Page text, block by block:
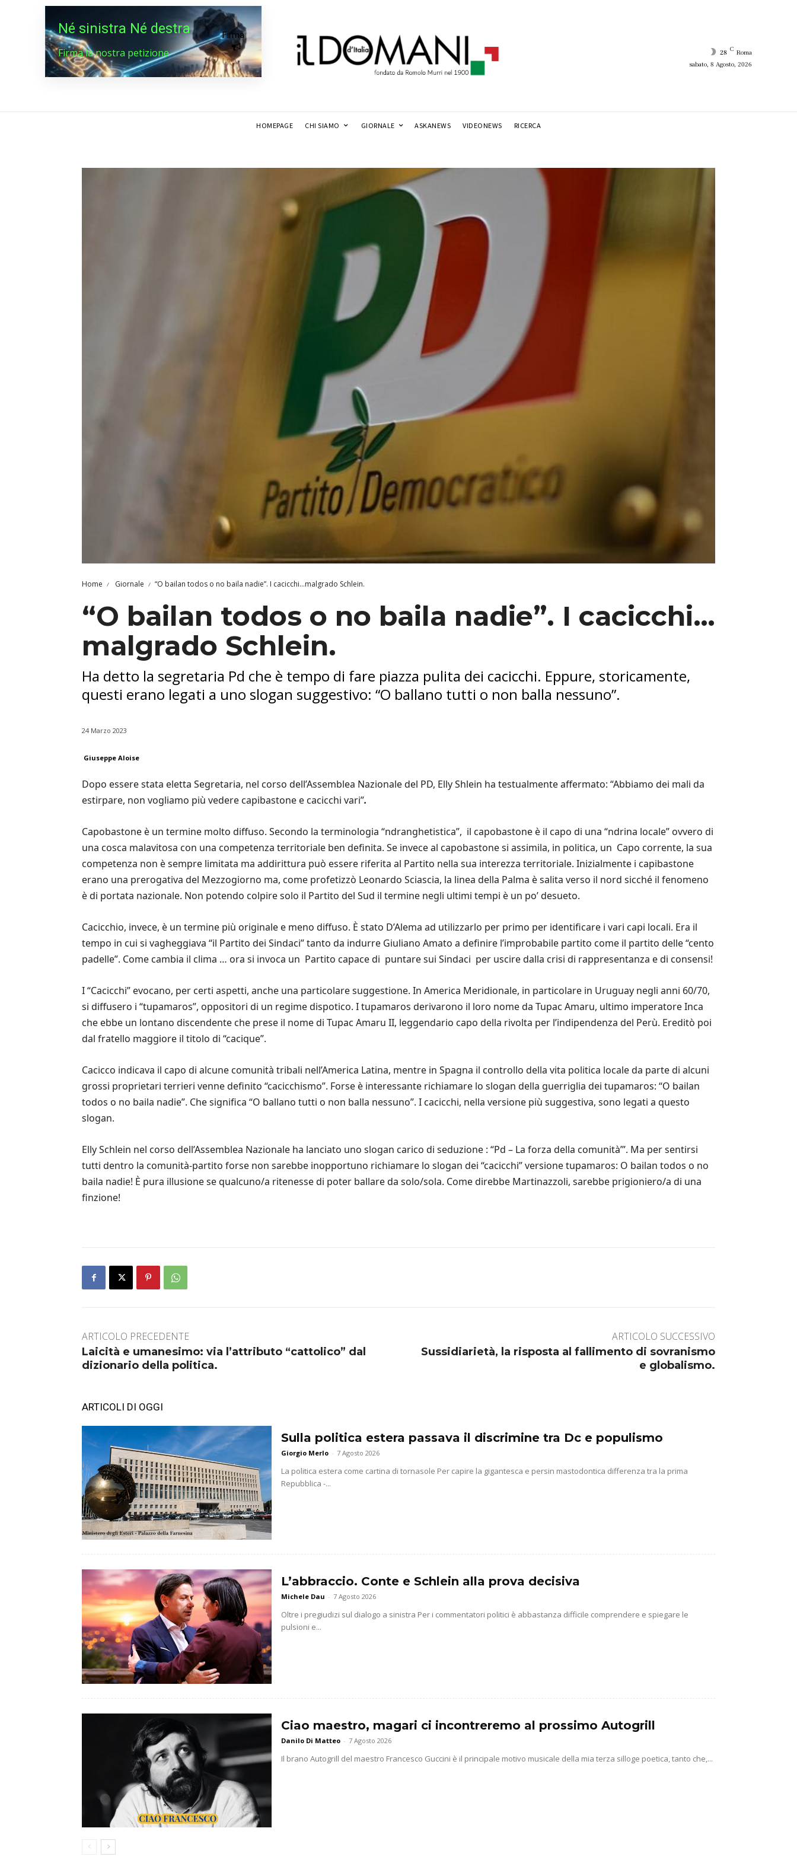
Né sinistra Né destra
Firma la nostra petizione
Firma
28 C Roma
sabato, 8 Agosto, 2026
HOMEPAGE CHI SIAMO GIORNALE ASKANEWS VIDEONEWS RICERCA
Home Giornale “O bailan todos o no baila nadie”. I cacicchi…malgrado Schlein.
“O bailan todos o no baila nadie”. I cacicchi…
malgrado Schlein.
Ha detto la segretaria Pd che è tempo di fare piazza pulita dei cacicchi. Eppure, storicamente,
questi erano legati a uno slogan suggestivo: “O ballano tutti o non balla nessuno”.
24 Marzo 2023
Giuseppe Aloise
Dopo essere stata eletta Segretaria, nel corso dell’Assemblea Nazionale del PD, Elly Shlein ha testualmente affermato: “Abbiamo dei mali da
estirpare, non vogliamo più vedere capibastone e cacicchi vari”.
Capobastone è un termine molto diffuso. Secondo la terminologia “ndranghetistica”, il capobastone è il capo di una “ndrina locale” ovvero di
una cosca malavitosa con una competenza territoriale ben definita. Se invece al capobastone si assimila, in politica, un Capo corrente, la sua
competenza non è sempre limitata ma addirittura può essere riferita al Partito nella sua interezza territoriale. Inizialmente i capibastone
erano una prerogativa del Mezzogiorno ma, come profetizzò Leonardo Sciascia, la linea della Palma è salita verso il nord sicché il fenomeno
è di portata nazionale. Non potendo colpire solo il Partito del Sud il termine negli ultimi tempi è un po’ desueto.
Cacicchio, invece, è un termine più originale e meno diffuso. È stato D’Alema ad utilizzarlo per primo per identificare i vari capi locali. Era il
tempo in cui si vagheggiava “il Partito dei Sindaci” tanto da indurre Giuliano Amato a definire l’improbabile partito come il partito delle “cento
padelle”. Come cambia il clima … ora si invoca un Partito capace di puntare sui Sindaci per uscire dalla crisi di rappresentanza e di consensi!
I “Cacicchi” evocano, per certi aspetti, anche una particolare suggestione. In America Meridionale, in particolare in Uruguay negli anni 60/70,
si diffusero i “tupamaros”, oppositori di un regime dispotico. I tupamaros derivarono il loro nome da Tupac Amaru, ultimo imperatore Inca
che ebbe un lontano discendente che prese il nome di Tupac Amaru II, leggendario capo della rivolta per l’indipendenza del Perù. Ereditò poi
dal fratello maggiore il titolo di “cacique”.
Cacicco indicava il capo di alcune comunità tribali nell’America Latina, mentre in Spagna il controllo della vita politica locale da parte di alcuni
grossi proprietari terrieri venne definito “cacicchismo”. Forse è interessante richiamare lo slogan della guerriglia dei tupamaros: “O bailan
todos o no baila nadie”. Che significa “O ballano tutti o non balla nessuno”. I cacicchi, nella versione più suggestiva, sono legati a questo
slogan.
Elly Schlein nel corso dell’Assemblea Nazionale ha lanciato uno slogan carico di seduzione : “Pd – La forza della comunità’”. Ma per sentirsi
tutti dentro la comunità-partito forse non sarebbe inopportuno richiamare lo slogan dei “cacicchi” versione tupamaros: O bailan todos o no
baila nadie! È pura illusione se qualcuno/a ritenesse di poter ballare da solo/sola. Come direbbe Martinazzoli, sarebbe prigioniero/a di una
finzione!
ARTICOLO PRECEDENTE
Laicità e umanesimo: via l’attributo “cattolico” dal
dizionario della politica.
ARTICOLO SUCCESSIVO
Sussidiarietà, la risposta al fallimento di sovranismo
e globalismo.
ARTICOLI DI OGGI
Sulla politica estera passava il discrimine tra Dc e populismo
Giorgio Merlo - 7 Agosto 2026
La politica estera come cartina di tornasole Per capire la gigantesca e persin mastodontica differenza tra la prima
Repubblica -...
L’abbraccio. Conte e Schlein alla prova decisiva
Michele Dau - 7 Agosto 2026
Oltre i pregiudizi sul dialogo a sinistra Per i commentatori politici è abbastanza difficile comprendere e spiegare le
pulsioni e...
Ciao maestro, magari ci incontreremo al prossimo Autogrill
Danilo Di Matteo - 7 Agosto 2026
Il brano Autogrill del maestro Francesco Guccini è il principale motivo musicale della mia terza silloge poetica, tanto che,...